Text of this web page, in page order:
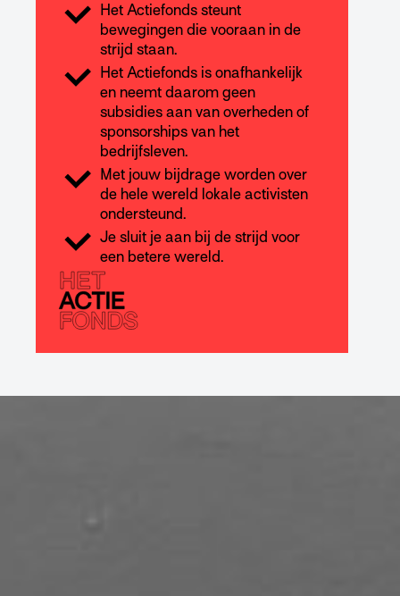
Het Actiefonds steunt
bewegingen die vooraan in de
strijd staan.
Het Actiefonds is onafhankelijk
en neemt daarom geen
subsidies aan van overheden of
sponsorships van het
bedrijfsleven.
Met jouw bijdrage worden over
de hele wereld lokale activisten
ondersteund.
Je sluit je aan bij de strijd voor
een betere wereld.